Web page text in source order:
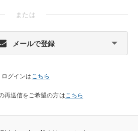
または
メールで登録
ログインは こちら
再送信をご希望の方は こちら